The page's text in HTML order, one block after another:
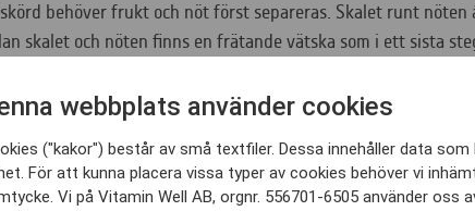
behöver frukt och nöt först separeras. Skalet runt
skalet och nöten finns en frätande vätska som i ett sista
bra
Gambia för att skriva en kandidatuppsats om bistånd.
som skapar störst nytta på sikt. Det blev starten till
webbplats använder cookies
("kakor") består av små textfiler. Dessa innehåller data som
För att kunna placera vissa typer av cookies behöver vi
Vi på Vitamin Well AB, orgnr. 556701-6505 använder oss